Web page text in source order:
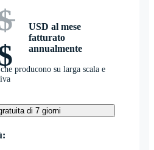
USD al mese
fatturato
annualmente
producono su larga scala e
di 7 giorni